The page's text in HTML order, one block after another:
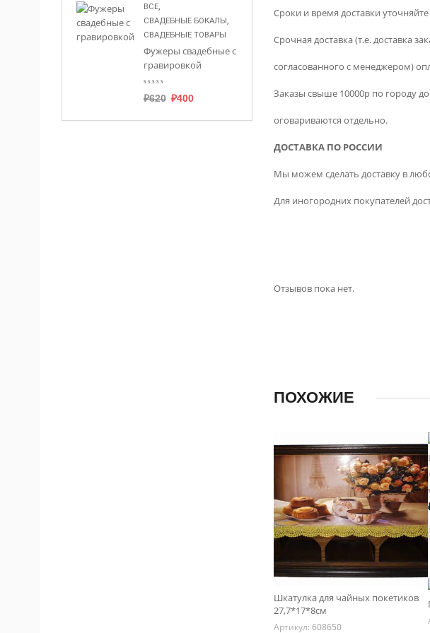
ВСЕ,
СВАДЕБНЫЕ БОКАЛЫ,
СВАДЕБНЫЕ ТОВАРЫ
Фужеры свадебные с
гравировкой
₽620 ₽400
Сроки и время доставки
Срочная доставка (т.е. доставка
согласованного с менеджером)
Заказы свыше 10000р по городу
оговариваются отдельно.
ДОСТАВКА ПО РОССИИ
Мы можем сделать доставку в
Для иногородних покупателей
Отзывов пока нет.
ПОХОЖИЕ
Шкатулка для чайных покетиков
27,7*17*8см
Артикул: 608650